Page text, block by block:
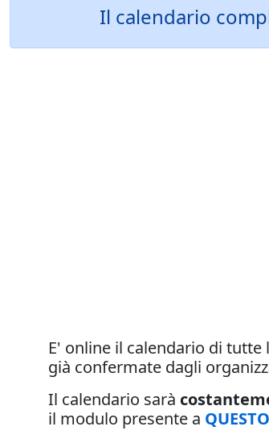
Il calendario
E' online il calendario di
già confermate dagli
Il calendario sarà
il modulo presente a